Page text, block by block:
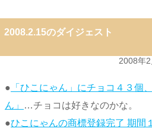
2008.2.15のダイジェスト
2008年
● 「ひこにゃん」にチョコ４３個
ん」
…チョコは好きなのかな。
●ひこにゃんの商標登録完了 期間